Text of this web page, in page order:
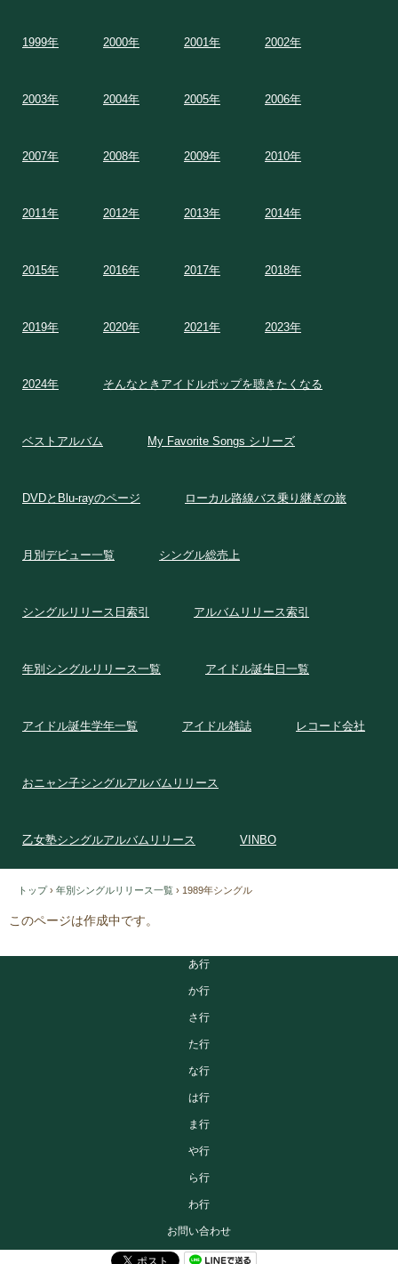
1999年 2000年 2001年 2002年
2003年 2004年 2005年 2006年
2007年 2008年 2009年 2010年
2011年 2012年 2013年 2014年
2015年 2016年 2017年 2018年
2019年 2020年 2021年 2023年
2024年 そんなときアイドルポップを聴きたくなる
ベストアルバム My Favorite Songs シリーズ
DVDとBlu-rayのページ ローカル路線バス乗り継ぎの旅
月別デビュー一覧 シングル総売上
シングルリリース日索引 アルバムリリース索引
年別シングルリリース一覧 アイドル誕生日一覧
アイドル誕生学年一覧 アイドル雑誌 レコード会社
おニャン子シングルアルバムリリース
乙女塾シングルアルバムリリース VINBO
トップ › 年別シングルリリース一覧 › 1989年シングル
このページは作成中です。
あ行
か行
さ行
た行
な行
は行
ま行
や行
ら行
わ行
お問い合わせ